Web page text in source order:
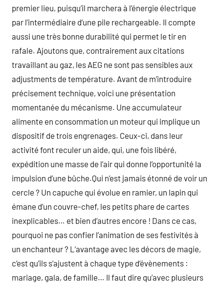
premier lieu, puisqu’il marchera à l’énergie électrique
par l’intermédiaire d’une pile rechargeable. Il compte
aussi une très bonne durabilité qui permet le tir en
rafale. Ajoutons que, contrairement aux citations
travaillant au gaz, les AEG ne sont pas sensibles aux
adjustments de température. Avant de m’introduire
précisement technique, voici une présentation
momentanée du mécanisme. Une accumulateur
alimente en consommation un moteur qui implique un
dispositif de trois engrenages. Ceux-ci, dans leur
activité font reculer un aide, qui, une fois libéré,
expédition une masse de l’air qui donne l’opportunité la
impulsion d’une bûche.Qui n’est jamais étonné de voir un
cercle ? Un capuche qui évolue en ramier, un lapin qui
émane d’un couvre-chef, les petits phare de cartes
inexplicables… et bien d’autres encore ! Dans ce cas,
pourquoi ne pas confier l’animation de ses festivités à
un enchanteur ? L’avantage avec les décors de magie,
c’est qu’ils s’ajustent à chaque type d’évènements :
mariage, gala, de famille… Il faut dire qu’avec plusieurs